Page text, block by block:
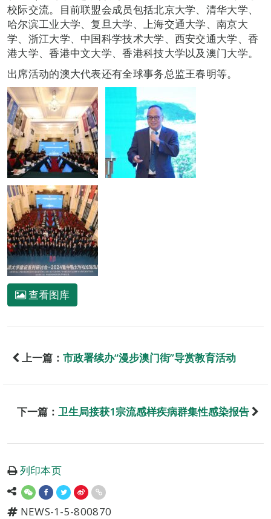
校际交流。目前联盟会成员包括北京大学、清华大学、
哈尔滨工业大学、复旦大学、上海交通大学、南京大
学、浙江大学、中国科学技术大学、西安交通大学、香
港大学、香港中文大学、香港科技大学以及澳门大学。
出席活动的澳大代表还有全球事务总监王春明等。
查看图库
上一篇： 市政署续办“漫步澳门街”导赏教育活动
下一篇： 卫生局接获1宗流感样疾病群集性感染报告
列印本页
NEWS-1-5-800870